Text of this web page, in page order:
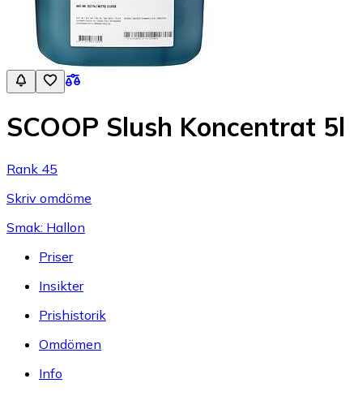
SCOOP Slush Koncentrat 5l
Rank 45
Skriv omdöme
Smak: Hallon
Priser
Insikter
Prishistorik
Omdömen
Info